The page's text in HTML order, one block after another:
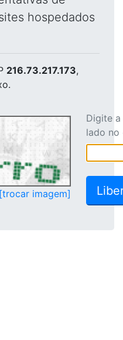
hospedados
216.73.217.173,
[trocar imagem]
Digite
lado no